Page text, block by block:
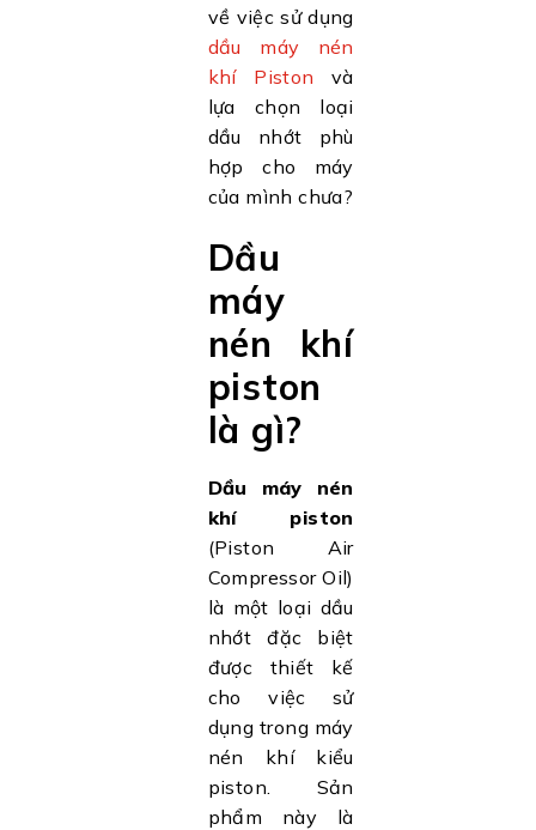
về việc sử dụng
dầu máy nén
khí Piston và
lựa chọn loại
dầu nhớt phù
hợp cho máy
của mình chưa?
Dầu
máy
nén khí
piston
là gì?
Dầu máy nén
khí piston
(Piston Air
Compressor Oil)
là một loại dầu
nhớt đặc biệt
được thiết kế
cho việc sử
dụng trong máy
nén khí kiểu
piston. Sản
phẩm này là